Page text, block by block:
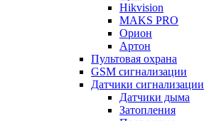
Hikvision
MAKS PRO
Орион
Артон
Пультовая охрана
GSM сигнализации
Датчики сигнализации
Датчики дыма
Затопления